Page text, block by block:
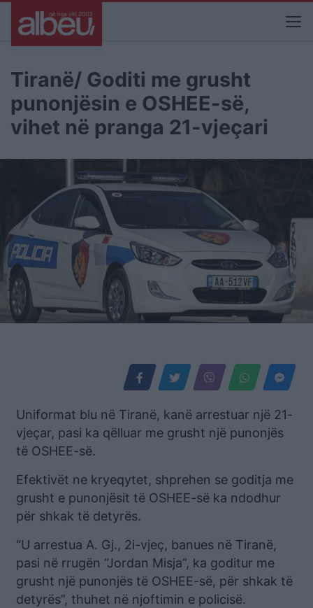
Tiranë/ Goditi me grusht
punonjësin e OSHEE-së,
vihet në pranga 21-vjeçari
Uniformat blu në Tiranë, kanë arrestuar një 21-
vjeçar, pasi ka qëlluar me grusht një punonjës
të OSHEE-së.
Efektivët ne kryeqytet, shprehen se goditja me
grusht e punonjësit të OSHEE-së ka ndodhur
për shkak të detyrës.
“U arrestua A. Gj., 2i-vjeç, banues në Tiranë,
pasi në rrugën “Jordan Misja”, ka goditur me
grusht një punonjës të OSHEE-së, për shkak të
detyrës”, thuhet në njoftimin e policisë.